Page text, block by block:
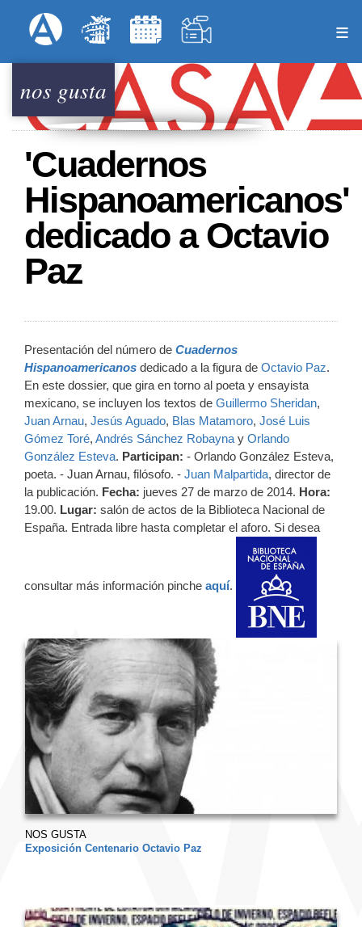
al
principal
Menú Superior
nos gusta
'Cuadernos
Hispanoamericanos'
dedicado a Octavio
Paz
Presentación del número de Cuadernos
Hispanoamericanos dedicado a la figura de Octavio Paz.
En este dossier, que gira en torno al poeta y ensayista
mexicano, se incluyen los textos de Guillermo Sheridan,
Juan Arnau, Jesús Aguado, Blas Matamoro, José Luis
Gómez Toré, Andrés Sánchez Robayna y Orlando
González Esteva. Participan: - Orlando González Esteva,
poeta. - Juan Arnau, filósofo. - Juan Malpartida, director de
la publicación. Fecha: jueves 27 de marzo de 2014. Hora:
19.00. Lugar: salón de actos de la Biblioteca Nacional de
España. Entrada libre hasta completar el aforo. Si desea
consultar más información pinche aquí.
NOS GUSTA
Exposición Centenario Octavio Paz